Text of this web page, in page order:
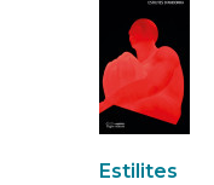
Estilites